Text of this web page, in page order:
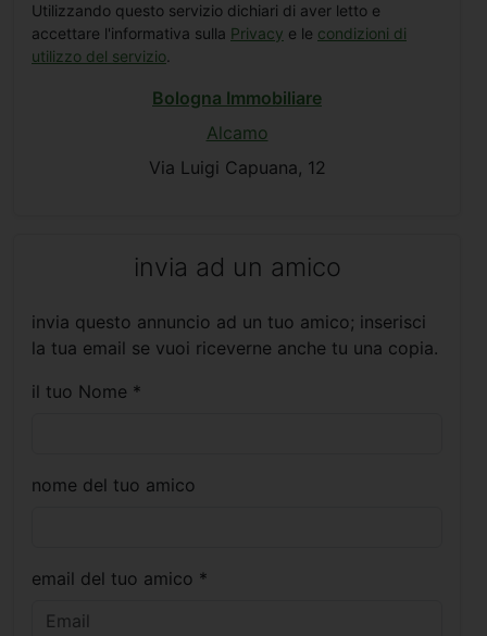
Utilizzando questo servizio dichiari di aver letto e
accettare l'informativa sulla Privacy e le condizioni di
utilizzo del servizio
Bologna Immobiliare
Alcamo
Via Luigi Capuana, 12
invia ad un amico
invia questo annuncio ad un tuo amico; inserisci
la tua email se vuoi riceverne anche tu una copia.
il tuo Nome *
nome del tuo amico
email del tuo amico *